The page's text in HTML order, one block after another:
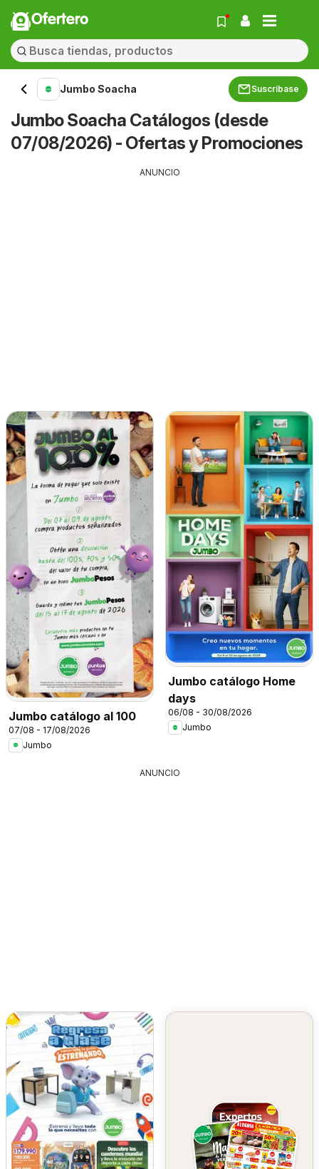
Ofertero
Jumbo Soacha Suscríbase
Jumbo Soacha Catálogos (desde
07/08/2026) - Ofertas y Promociones
ANUNCIO
Jumbo catálogo al 100
07/08 - 17/08/2026
Jumbo
Jumbo catálogo Home
days
06/08 - 30/08/2026
Jumbo
ANUNCIO